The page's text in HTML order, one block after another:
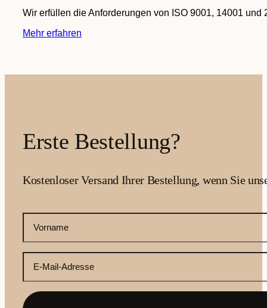
Wir erfüllen die Anforderungen von ISO 9001, 14001
Mehr erfahren
Erste Bestellung?
Kostenloser Versand Ihrer Bestellung, wenn Sie
Ihr
Vorname
Ihre
(erforderlich)